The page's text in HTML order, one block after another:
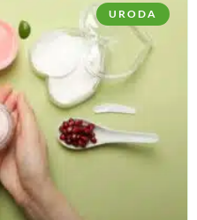
URODA